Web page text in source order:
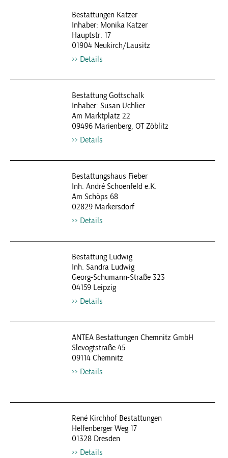
Bestattungen Katzer
Inhaber: Monika Katzer
Hauptstr. 17
01904 Neukirch/Lausitz
Details
Bestattung Gottschalk
Inhaber: Susan Uchlier
Am Marktplatz 22
09496 Marienberg, OT Zöblitz
Details
Bestattungshaus Fieber
Inh. André Schoenfeld e.K.
Am Schöps 68
02829 Markersdorf
Details
Bestattung Ludwig
Inh. Sandra Ludwig
Georg-Schumann-Straße 323
04159 Leipzig
Details
ANTEA Bestattungen Chemnitz GmbH
Slevogtstraße 45
09114 Chemnitz
Details
René Kirchhof Bestattungen
Helfenberger Weg 17
01328 Dresden
Details